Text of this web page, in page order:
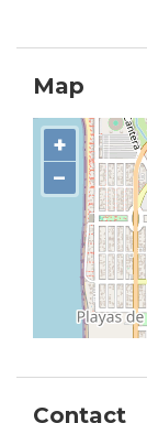
Map
+
−
Contact